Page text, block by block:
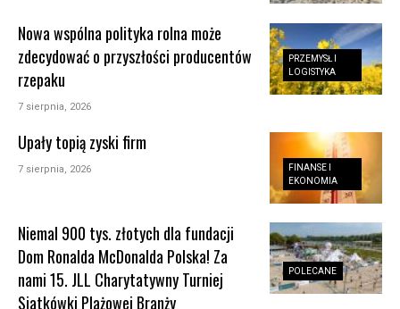
PRZEMYSŁ I
LOGISTYKA
Nowa wspólna polityka rolna może
zdecydować o przyszłości producentów
rzepaku
7 sierpnia, 2026
FINANSE I
EKONOMIA
Upały topią zyski firm
7 sierpnia, 2026
POLECANE
Niemal 900 tys. złotych dla fundacji
Dom Ronalda McDonalda Polska! Za
nami 15. JLL Charytatywny Turniej
Siatkówki Plażowej Branży